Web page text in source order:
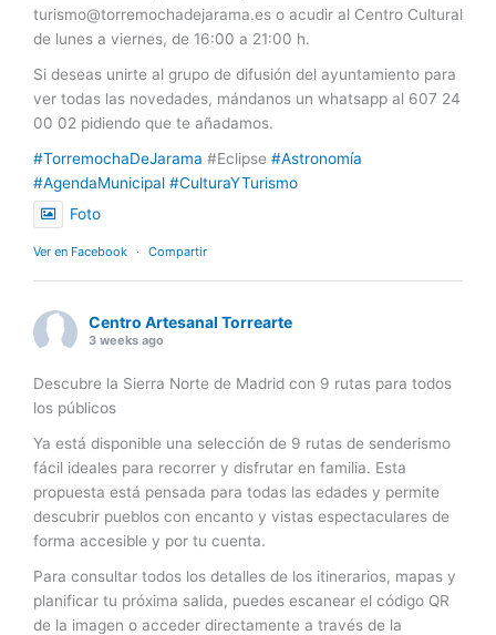
turismo@torremochadejarama.es o acudir al Centro Cultural
de lunes a viernes, de 16:00 a 21:00 h.
Si deseas unirte al grupo de difusión del ayuntamiento para
ver todas las novedades, mándanos un whatsapp al 607 24
00 02 pidiendo que te añadamos.
#TorremochaDeJarama #Eclipse #Astronomía
#AgendaMunicipal #CulturaYTurismo
Foto
Ver en Facebook · Compartir
Centro Artesanal Torrearte
3 weeks ago
Descubre la Sierra Norte de Madrid con 9 rutas para todos
los públicos
Ya está disponible una selección de 9 rutas de senderismo
fácil ideales para recorrer y disfrutar en familia. Esta
propuesta está pensada para todas las edades y permite
descubrir pueblos con encanto y vistas espectaculares de
forma accesible y por tu cuenta.
Para consultar todos los detalles de los itinerarios, mapas y
planificar tu próxima salida, puedes escanear el código QR
de la imagen o acceder directamente a través de la